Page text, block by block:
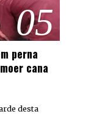
05
perna
cana
desta